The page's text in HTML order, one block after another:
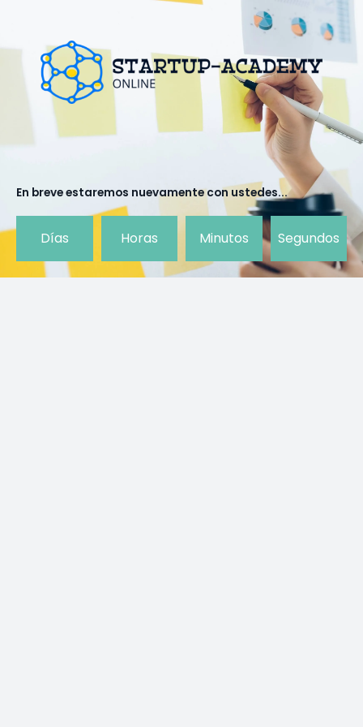
contenido
En breve estaremos nuevamente con ustedes...
Días Horas Minutos Segundos